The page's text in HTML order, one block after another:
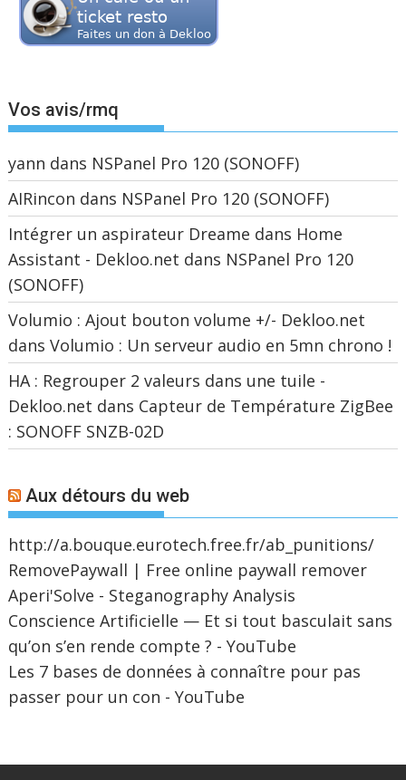
Vos avis/rmq
yann dans NSPanel Pro 120 (SONOFF)
AIRincon dans NSPanel Pro 120 (SONOFF)
Intégrer un aspirateur Dreame dans Home
Assistant - Dekloo.net dans NSPanel Pro 120
(SONOFF)
Volumio : Ajout bouton volume +/- Dekloo.net
dansVolumio : Un serveur audio en 5mn chrono !
HA : Regrouper 2 valeurs dans une tuile -
Dekloo.net dans Capteur de Température ZigBee
: SONOFF SNZB-02D
Aux détours du web
http://a.bouque.eurotech.free.fr/ab_punitions/
RemovePaywall | Free online paywall remover
Aperi'Solve - Steganography Analysis
Conscience Artificielle — Et si tout basculait sans
qu’on s’en rende compte ? - YouTube
Les 7 bases de données à connaître pour pas
passer pour un con - YouTube